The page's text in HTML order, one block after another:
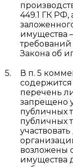
449.1 ГК РФ,
имущества
требований
Закона об
В п. 5
перечень
запрещено
публичных
публичных
возложены
имущества